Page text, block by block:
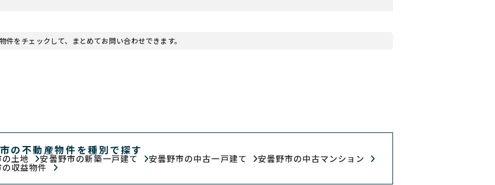
件をチェックして、まとめてお問い合わせできます。
の不動産物件を種別で探す
土地 安曇野市の新築一戸建て 安曇野市の中古一戸建て 安曇野市の中古マンション
収益物件